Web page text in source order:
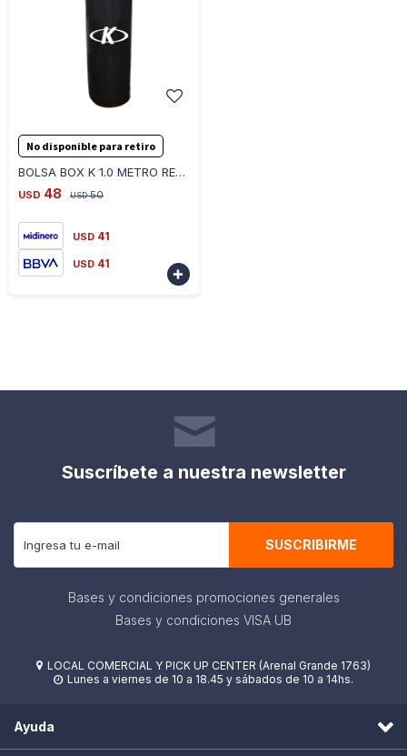
No disponible para retiro
BOLSA BOX K 1.0 METRO RELLENA 14 KG + CADENA BBR15 - NEGRO
USD 48 USD 50
USD 41
USD 41

Suscríbete a nuestra newsletter
SUSCRIBIRME
Bases y condiciones promociones generales
Bases y condiciones VISA UB
 LOCAL COMERCIAL Y PICK UP CENTER (Arenal Grande 1763)
 Lunes a viernes de 10 a 18.45 y sábados de 10 a 14hs.
Ayuda